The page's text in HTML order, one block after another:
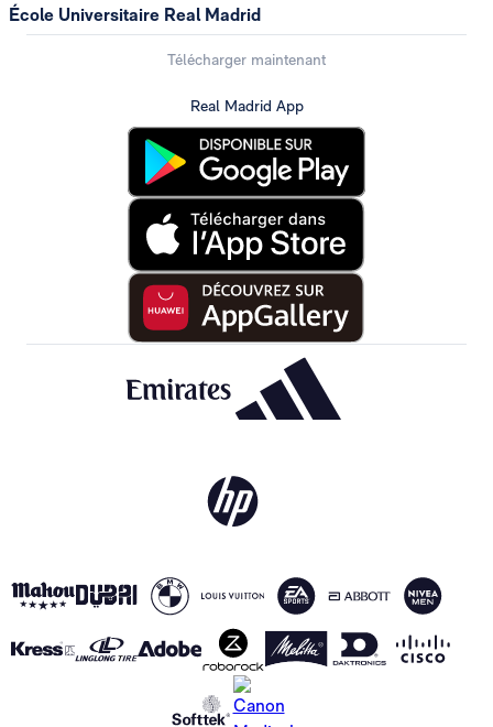
École Universitaire Real Madrid
Télécharger maintenant
Real Madrid App